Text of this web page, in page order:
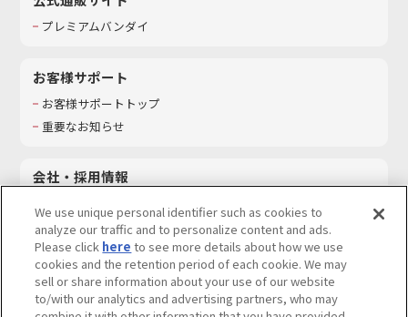
プレミアムバンダイ
お客様サポート
お客様サポートトップ
重要なお知らせ
会社・採用情報
採用情報
サステナビリティ
お問い合わせ
We use unique personal identifier such as cookies to
analyze our traffic and to personalize content and ads.
Please click here to see more details about how we use
cookies and the retention period of each cookie. We may
sell or share information about your use of our website
to/with our analytics and advertising partners, who may